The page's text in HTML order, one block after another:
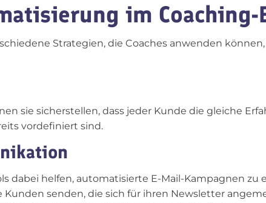
im Coaching-
Strategien, die Coaches anwenden
sie sicherstellen, dass jeder Kunde die gleiche
vordefiniert sind.
dabei helfen, automatisierte E-Mail-Kampagnen zu
senden, die sich für ihren Newsletter